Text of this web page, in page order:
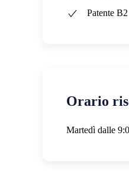
Patente B2
Orario
Martedì dalle